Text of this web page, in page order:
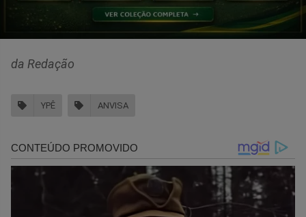
da Redação
YPÊ ANVISA